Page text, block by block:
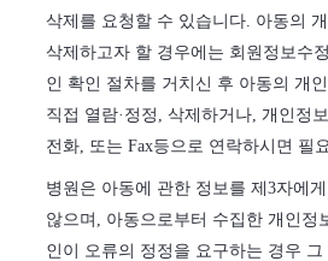
삭제를 요청할 수 있습니다. 아동의 개
삭제하고자 할 경우에는 회원정보수
인 확인 절차를 거치신 후 아동의 개
직접 열람·정정, 삭제하거나, 개인정
전화, 또는 Fax등으로 연락하시면 필
병원은 아동에 관한 정보를 제3자에
않으며, 아동으로부터 수집한 개인정
인이 오류의 정정을 요구하는 경우 그